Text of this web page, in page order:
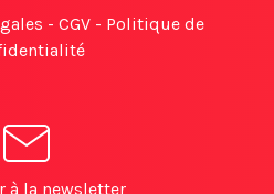
- CGV- Politique de
à la newsletter